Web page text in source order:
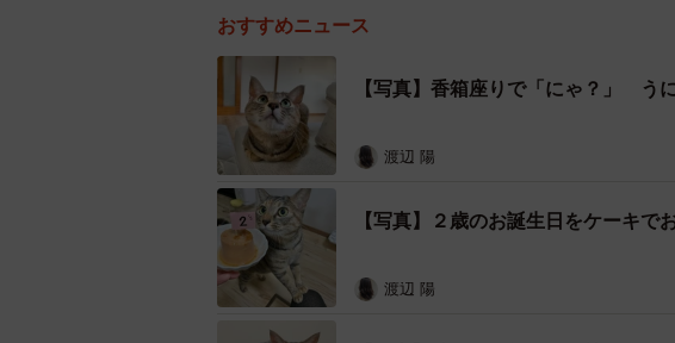
おすすめニュース
【写真】香箱座りで「にゃ？」 う
渡辺 陽
【写真】２歳のお誕生日をケーキで
渡辺 陽